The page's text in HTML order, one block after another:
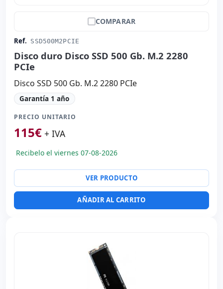
COMPARAR
Ref. SSD500M2PCIE
Disco duro Disco SSD 500 Gb. M.2 2280
PCIe
Disco SSD 500 Gb. M.2 2280 PCIe
Garantía 1 año
PRECIO UNITARIO
115€ + IVA
Recibelo el viernes 07-08-2026
VER PRODUCTO
AÑADIR AL CARRITO